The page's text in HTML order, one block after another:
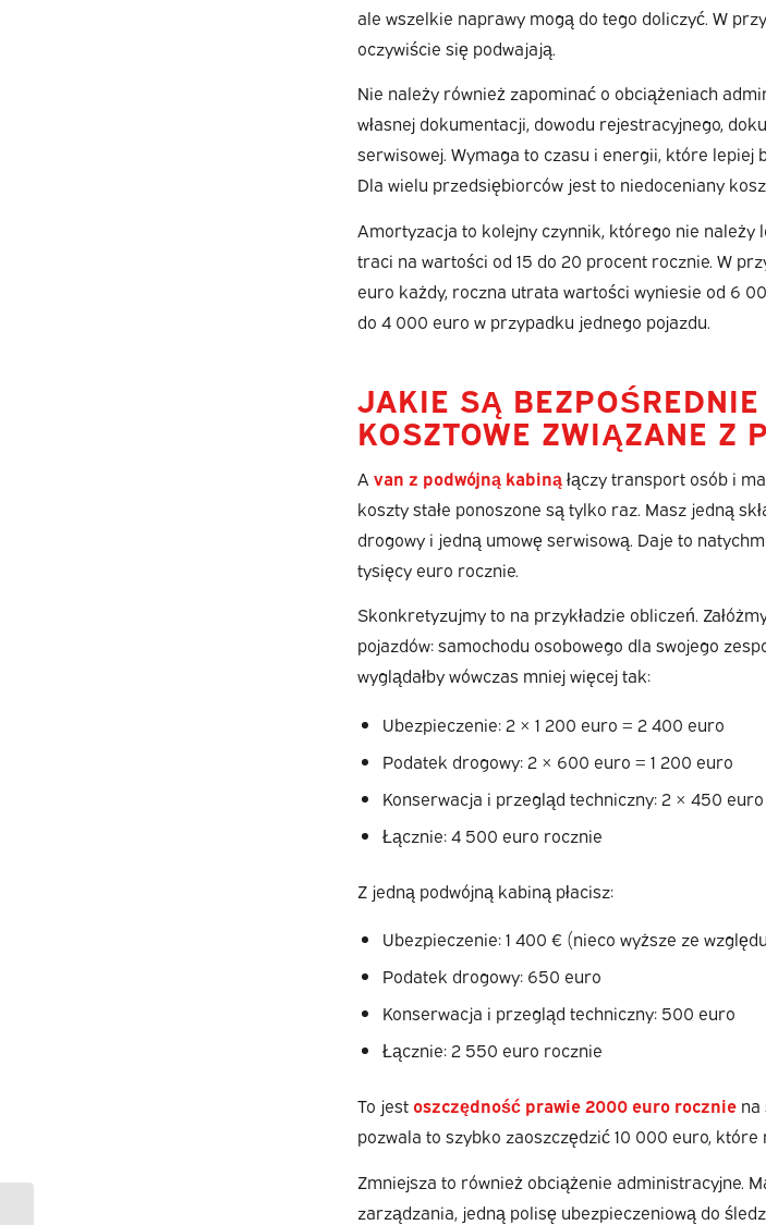
ale wszelkie naprawy mogą do tego doliczyć. W
oczywiście się podwajają.
Nie należy również zapominać o obciążeniach
własnej dokumentacji, dowodu rejestracyjnego,
serwisowej. Wymaga to czasu i energii, które lepiej
Dla wielu przedsiębiorców jest to niedoceniany
Amortyzacja to kolejny czynnik, którego nie należy
traci na wartości od 15 do 20 procent rocznie. W
euro każdy, roczna utrata wartości wyniesie od 6
do 4 000 euro w przypadku jednego pojazdu.
JAKIE SĄ
KOSZTOWE ZWIĄZANE Z
A van z podwójną kabinąłączy transport osób i
koszty stałe ponoszone są tylko raz. Masz jedną
drogowy i jedną umowę serwisową. Daje to
tysięcy euro rocznie.
Skonkretyzujmy to na przykładzie obliczeń.
pojazdów: samochodu osobowego dla swojego
wyglądałby wówczas mniej więcej tak:
Ubezpieczenie: 2 × 1 200 euro = 2 400 euro
Podatek drogowy: 2 × 600 euro = 1 200 euro
Konserwacja i przegląd techniczny: 2 × 450
Łącznie: 4 500 euro rocznie
Z jedną podwójną kabiną płacisz:
Ubezpieczenie: 1 400 € (nieco wyższe ze
Podatek drogowy: 650 euro
Konserwacja i przegląd techniczny: 500 euro
Łącznie: 2 550 euro rocznie
To jest oszczędność prawie 2000 euro rocznie na
pozwala to szybko zaoszczędzić 10 000 euro,
Zmniejsza to również obciążenie administracyjne.
zarządzania, jedną polisę ubezpieczeniową do